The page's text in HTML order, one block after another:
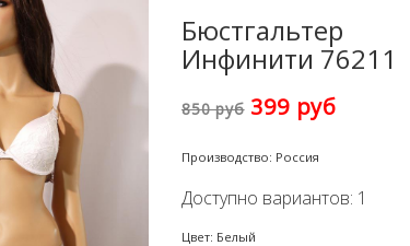
Бюстгальтер
Инфинити 76211
850 руб399 руб
Производство: Россия
Доступно вариантов: 1
Цвет: Белый